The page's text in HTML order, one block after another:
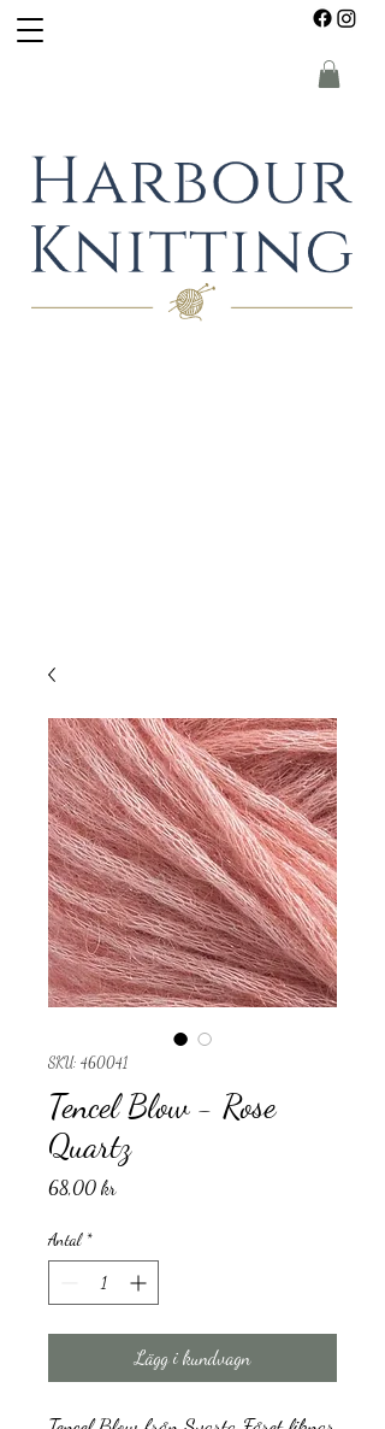
SKU: 460041
Tencel Blow - Rose
Quartz
68,00 krPris
Antal *
Lägg i kundvagn